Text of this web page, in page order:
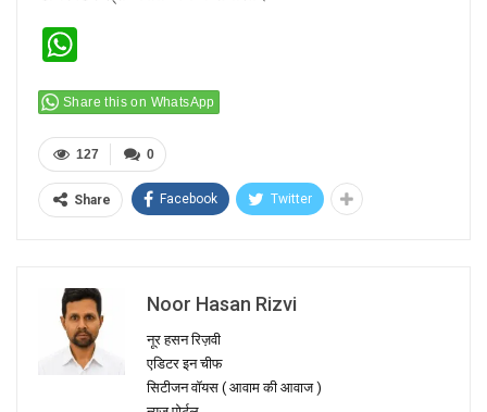
Share this on WhatsApp
0
127
Share Facebook Twitter
Noor Hasan Rizvi
नूर हसन रिज़वी
एडिटर इन चीफ
सिटीजन वॉयस ( आवाम की आवाज )